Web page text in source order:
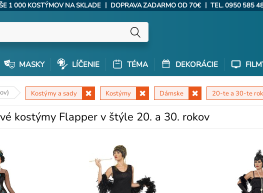
1 000 KOSTÝMOV NA SKLADE | DOPRAVA ZADARMO OD 70€ | TEL. 0950 585
MASKY LÍČENIE TÉMA DEKORÁCIE
Kostýmy a sady Kostýmy Dámske 20-te a 30-te
kostýmy Flapper v štýle 20. a 30. rokov